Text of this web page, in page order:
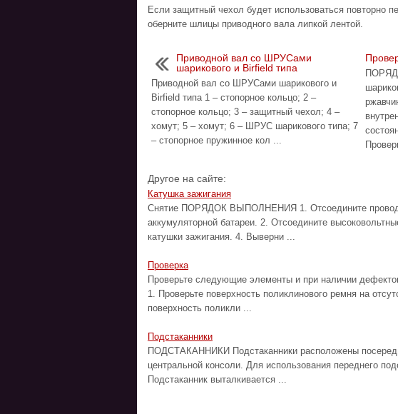
Если защитный чехол будет использоваться повторно
оберните шлицы приводного вала липкой лентой.
Приводной вал со ШРУСами
шарикового и Birfield типа
Приводной вал со ШРУСами шарикового и
Birfield типа 1 – cтопорное кольцо; 2 –
cтопорное кольцо; 3 – защитный чехол; 4 –
хомут; 5 – хомут; 6 – ШРУС шарикового типа; 7
– cтопорное пружинное кол ...
Другое на сайте:
Катушка зажигания
Снятие ПОРЯДОК ВЫПОЛНЕНИЯ 1. Отсоедините провод
аккумуляторной батареи. 2. Отсоедините
катушки зажигания. 4. Выверни ...
Проверка
Проверьте следующие элементы и при наличии
1. Проверьте поверхность поликлинового ремня на
поверхность поликли ...
Подстаканники
ПОДСТАКАННИКИ Подстаканники расположены
центральной консоли. Для использования переднего
Подстаканник выталкивается ...